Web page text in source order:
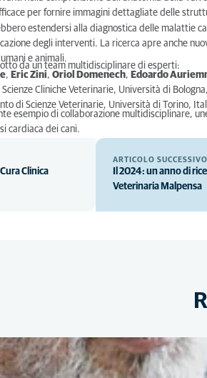
per fornire immagini dettagliate delle
estendersi alla diagnostica delle malattie
degli interventi. La ricerca apre anche
e animali.
da un team multidisciplinare di esperti:
, Eric Zini, Oriol Domenech, Edoardo
Cliniche Veterinarie, Università di
di Scienze Veterinarie, Università di Torino,
esempio di collaborazione multidisciplinare,
cardiaca dei cani.
Clinica
ARTICOLO SUCCESSIVO
Il 2024: un anno di
Veterinaria Malpensa